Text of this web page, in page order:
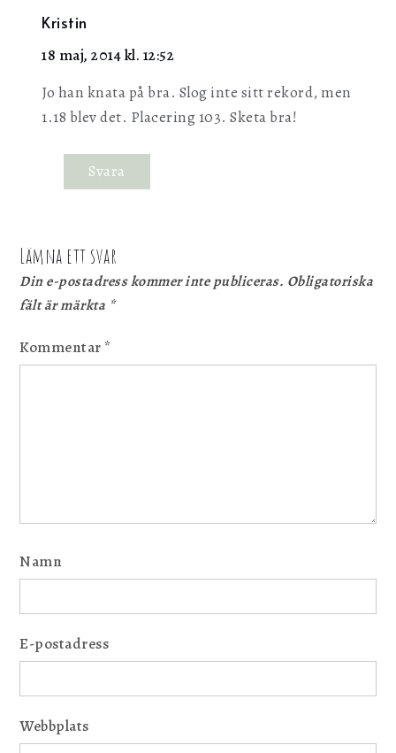
Kristin
18 maj, 2014 kl. 12:52
Jo han knata på bra. Slog inte sitt rekord, men
1.18 blev det. Placering 103. Sketa bra!
Svara
Lämna ett svar
Din e-postadress kommer inte publiceras. Obligatoriska
fält är märkta *
Kommentar*
Namn
E-postadress
Webbplats